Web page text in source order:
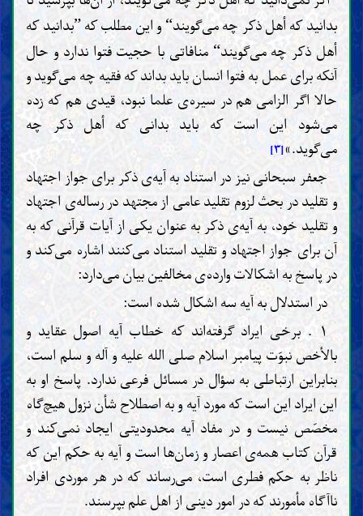
بدانید که أهل ذکر چه می‌گویند“ و این مطلب که”بدانید که
أهل ذکر چه می‌گویند“ منافاتی با حجیت فتوا ندارد و حال
آنکه برای عمل به فتوا انسان باید بداند که فقیه چه می‌گوید و
حالا اگر الزامی هم در سیره‌ی علما نبود، قیدی هم که زده
می‌شود این است که باید بدانی که أهل ذکر چه
می‌گوید.»[۳]
جعفر سبحانی نیز در استناد به آیه‌ی ذکر برای جواز اجتهاد
و تقلید در بحث لزوم تقلید عامی از مجتهد در رساله‌ی اجتهاد
و تقلید خود، به آیه‌ی ذکر به عنوان یکی از آیات قرآنی که به
آن برای جواز اجتهاد و تقلید استناد می‌کنند اشاره می‌کند و
در پاسخ به اشکالات وارده‌ی مخالفین بیان می‌دارد:
در استدلال به آيه سه اشكال شده است:
۱ . برخی ایراد گرفته‌اند که خطاب آیه اصول عقاید و
بالأخص نبوّت پيامبر اسلام صلى الله عليه و آله و سلم است،
بنابراين ارتباطى به سؤال در مسائل فرعى ندارد. پاسخ او به
این ایراد این است که مورد آيه و به اصطلاح شأن نزول هيچ‌گاه
مخصّص نيست و در مفاد آيه محدوديتى ايجاد نمى‌كند و
قرآن كتاب همه‌ی اعصار و زمان‌ها است و آيه به حكم اين كه
ناظر به حكم فطرى است، می‌رساند كه در هر موردى افراد
ناآگاه مأمورند كه در امور دينى از اهل علم بپرسند.